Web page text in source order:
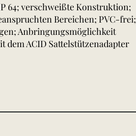
64; verschweißte Konstruktion;
Bereichen; PVC-frei;
Anbringungsmöglichkeit
dem ACID Sattelstützenadapter